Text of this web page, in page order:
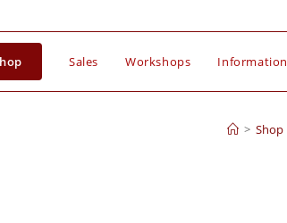
Sales Workshops
> Shop